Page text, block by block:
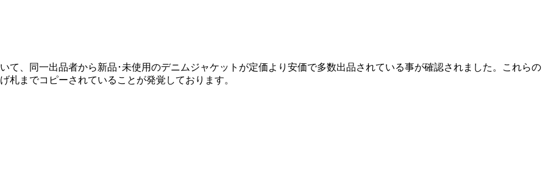
、同一出品者から新品･未使用のデニムジャケットが定価より安価で多数出品されている事が確認されました。
これらの
までコピーされていることが発覚しております。